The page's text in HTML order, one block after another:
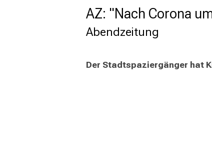
AZ: "Nach Corona
Abendzeitung
Der Stadtspaziergänger hat